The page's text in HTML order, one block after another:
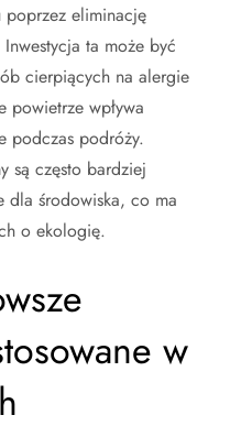
eliminację
ta może być
cierpiących na alergie
powietrze wpływa
podczas podróży.
są często bardziej
dla środowiska, co ma
o ekologię.
w